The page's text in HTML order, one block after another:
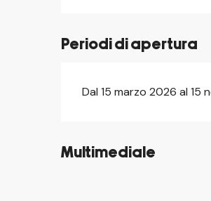
Periodi di apertura
Dal 15 marzo 2026 al 15
Multimediale
©